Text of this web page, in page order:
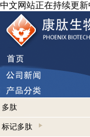
中文网站正在持续更
多肽
标记多肽